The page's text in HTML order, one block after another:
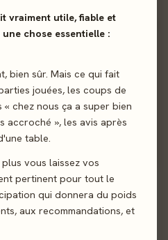
vraiment utile, fiable et
chose essentielle :
bien sûr. Mais ce qui fait
jouées, les coups de
chez nous ça a super bien
accroché », les avis après
table.
vous laissez vos
pertinent pour tout le
qui donnera du poids
aux recommandations, et
de Sahwari, un jeu stratégique
Parcourez les contrées
oublié de tous, dans un
Conquête
10 novembre 2023
Arnaud Chabloz